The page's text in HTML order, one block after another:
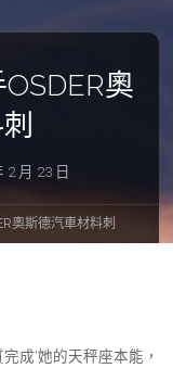
奧
2 月 23 日
奧斯德汽車材料刺
成‘她的天秤座本能，